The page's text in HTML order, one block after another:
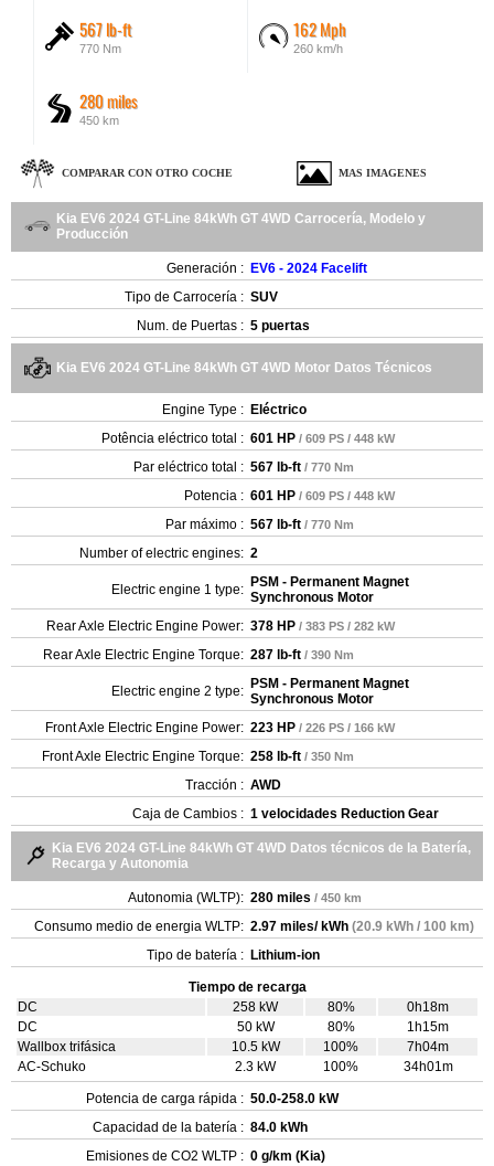
567 lb-ft
770 Nm
162 Mph
260 km/h
280 miles
450 km
COMPARAR CON OTRO COCHE MAS IMAGENES
Kia EV6 2024 GT-Line 84kWh GT 4WD Carrocería, Modelo y
Producción
Generación : EV6 - 2024 Facelift
Tipo de Carrocería : SUV
Num. de Puertas : 5 puertas
Kia EV6 2024 GT-Line 84kWh GT 4WD Motor Datos Técnicos
Engine Type : Eléctrico
Potência eléctrico total : 601 HP / 609 PS / 448 kW
Par eléctrico total : 567 lb-ft / 770 Nm
Potencia : 601 HP / 609 PS / 448 kW
Par máximo : 567 lb-ft / 770 Nm
Number of electric engines: 2
Electric engine 1 type: PSM - Permanent Magnet
Synchronous Motor
Rear Axle Electric Engine Power: 378 HP / 383 PS / 282 kW
Rear Axle Electric Engine Torque: 287 lb-ft / 390 Nm
Electric engine 2 type: PSM - Permanent Magnet
Synchronous Motor
Front Axle Electric Engine Power: 223 HP / 226 PS / 166 kW
Front Axle Electric Engine Torque: 258 lb-ft / 350 Nm
Tracción : AWD
Caja de Cambios : 1 velocidades Reduction Gear
Kia EV6 2024 GT-Line 84kWh GT 4WD Datos técnicos de la Batería,
Recarga y Autonomia
Autonomia (WLTP): 280 miles / 450 km
Consumo medio de energia WLTP: 2.97 miles/ kWh (20.9 kWh / 100 km)
Tipo de batería : Lithium-ion
Tiempo de recarga
DC
258 kW 80%
0h18m
DC
50 kW 80%
1h15m
Wallbox trifásica
10.5 kW 100%
7h04m
AC-Schuko
2.3 kW 100% 34h01m
Potencia de carga rápida : 50.0-258.0 kW
Capacidad de la batería : 84.0 kWh
Emisiones de CO2 WLTP : 0 g/km (Kia)